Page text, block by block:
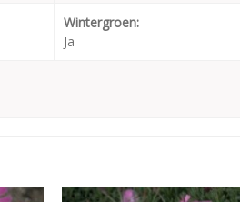
Wintergroen:
Ja